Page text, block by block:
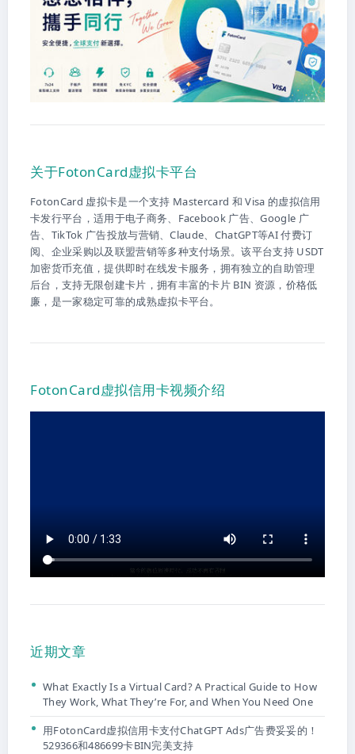
关于FotonCard虚拟卡平台
FotonCard 虚拟卡是一个支持 Mastercard 和 Visa 的虚拟信用
卡发行平台，适用于电子商务、Facebook 广告、Google 广
告、TikTok 广告投放与营销、Claude、ChatGPT等AI 付费订
阅、企业采购以及联盟营销等多种支付场景。该平台支持 USDT
加密货币充值，提供即时在线发卡服务，拥有独立的自助管理
后台，支持无限创建卡片，拥有丰富的卡片 BIN 资源，价格低
廉，是一家稳定可靠的成熟虚拟卡平台。
FotonCard虚拟信用卡视频介绍
近期文章
What Exactly Is a Virtual Card? A Practical Guide to How
They Work, What They’re For, and When You Need One
用FotonCard虚拟信用卡支付ChatGPT Ads广告费妥妥的！
529366和486699卡BIN完美支持